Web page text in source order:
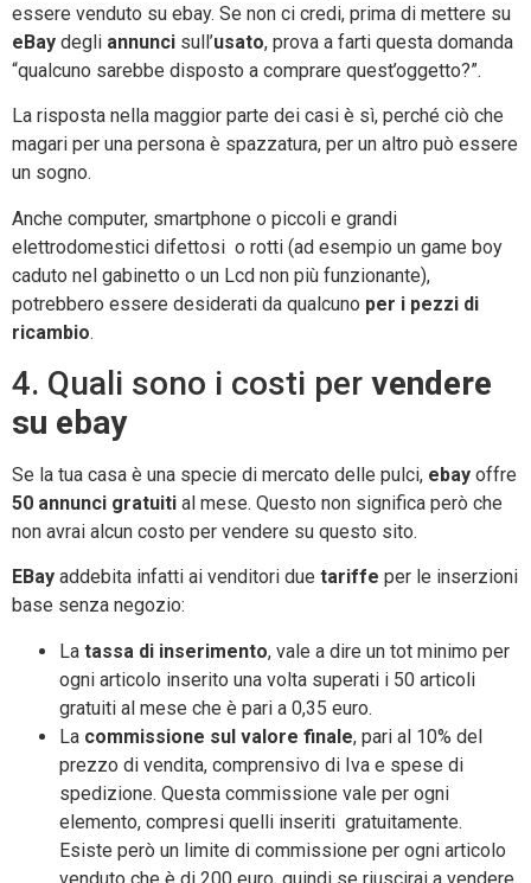
essere venduto su ebay. Se non ci credi, prima di mettere su
eBay degli annunci sull’usato, prova a farti questa domanda
“qualcuno sarebbe disposto a comprare quest’oggetto?”.
La risposta nella maggior parte dei casi è sì, perché ciò che
magari per una persona è spazzatura, per un altro può essere
un sogno.
Anche computer, smartphone o piccoli e grandi
elettrodomestici difettosi o rotti (ad esempio un game boy
caduto nel gabinetto o un Lcd non più funzionante),
potrebbero essere desiderati da qualcuno per i pezzi di
ricambio.
4. Quali sono i costi per vendere
su ebay
Se la tua casa è una specie di mercato delle pulci, ebay offre
50 annunci gratuiti al mese. Questo non significa però che
non avrai alcun costo per vendere su questo sito.
EBay addebita infatti ai venditori due tariffe per le inserzioni
base senza negozio:
La tassa di inserimento, vale a dire un tot minimo per
ogni articolo inserito una volta superati i 50 articoli
gratuiti al mese che è pari a 0,35 euro.
La commissione sul valore finale, pari al 10% del
prezzo di vendita, comprensivo di Iva e spese di
spedizione. Questa commissione vale per ogni
elemento, compresi quelli inseriti gratuitamente.
Esiste però un limite di commissione per ogni articolo